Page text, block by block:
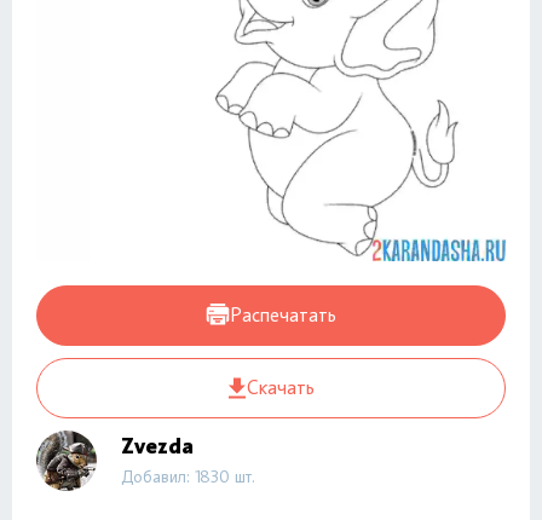
Распечатать
Скачать
Zvezda
Добавил: 1830 шт.